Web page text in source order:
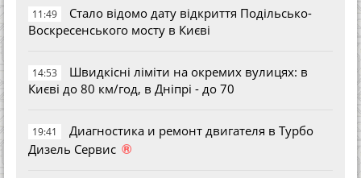
11:49
Стало відомо дату відкриття Подільсько-
Воскресенського мосту в Києві
14:53
Швидкісні ліміти на окремих вулицях: в
Києві до 80 км/год, в Дніпрі - до 70
19:41
Диагностика и ремонт двигателя в Турбо
Дизель Сервис ®